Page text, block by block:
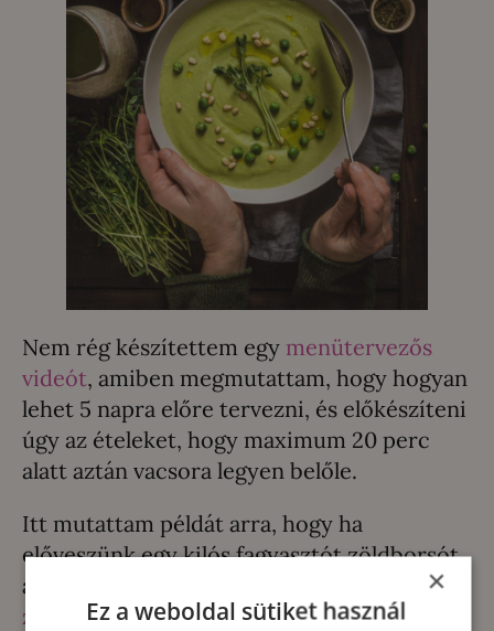
Nem rég készítettem egy menütervezős
videót, amiben megmutattam, hogy hogyan
lehet 5 napra előre tervezni, és előkészíteni
úgy az ételeket, hogy maximum 20 perc
alatt aztán vacsora legyen belőle.
Itt mutattam példát arra, hogy ha
előveszünk egy kilós fagyasztót zöldborsót,
akkor abból készíthetünk
zöldborsófőzeléket, zöldborsókrémlevest
×
Ez a weboldal sütiket használ